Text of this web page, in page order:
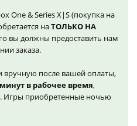
One & Series X|S (покупка на
наТОЛЬКО НА
вы должны предоставить нам
заказа.
после вашей оплаты,
в рабочее время,
Игры приобретенные ночью